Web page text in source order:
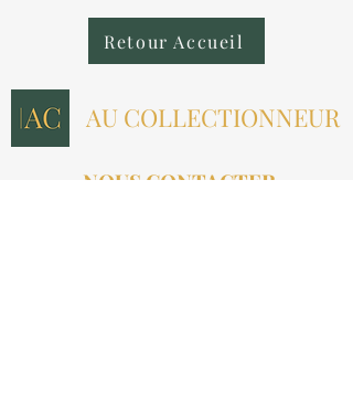
Retour Accueil
AU COLLECTIONNEUR
NOUS CONTACTER